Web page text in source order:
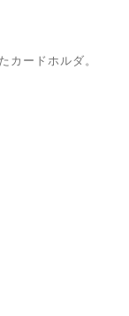
カードホルダ。